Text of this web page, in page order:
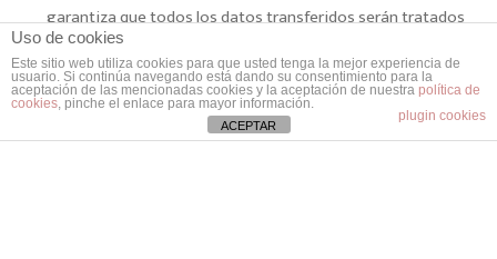
garantiza que todos los datos transferidos serán tratados
con un nivel de protección acorde a la normativa europea.
Puede consultar información detallada a este respectoen
este enlace. Si desea información sobre el uso que Google
da a las cookiesle adjuntamos este otro enlace.
Uso de cookies
Este sitio web utiliza cookies para que usted tenga la mejor experiencia de
usuario. Si continúa navegando está dando su consentimiento para la
aceptación de las mencionadas cookies y la aceptación de nuestra política de
cookies, pinche el enlace para mayor información.
plugin cookies
ACEPTAR